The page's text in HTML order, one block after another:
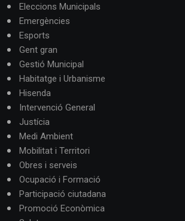
Eleccions Municipals
Emergències
Esports
Gent gran
Gestió Municipal
Habitatge i Urbanisme
Hisenda
Intervenció General
Justícia
Medi Ambient
Mobilitat i Territori
Obres i serveis
Ocupació i Formació
Participació ciutadana
Promoció Econòmica